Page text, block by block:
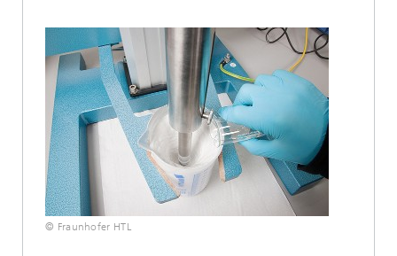
© Fraunhofer HTL